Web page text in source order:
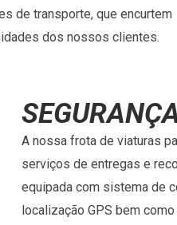
de transporte, que encurtem
dos nossos clientes.
A nossa frota de viaturas
serviços de entregas e
equipada com sistema de
localização GPS bem